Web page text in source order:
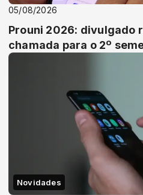
05/08/2026
Prouni 2026: divulgado
chamada para o 2º
Novidades